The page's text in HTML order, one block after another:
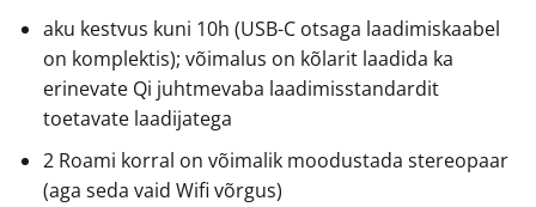
aku kestvus kuni 10h (USB-C otsaga laadimiskaabel
on komplektis); võimalus on kõlarit laadida ka
erinevate Qi juhtmevaba laadimisstandardit
toetavate laadijatega
2 Roami korral on võimalik moodustada stereopaar
(aga seda vaid Wifi võrgus)